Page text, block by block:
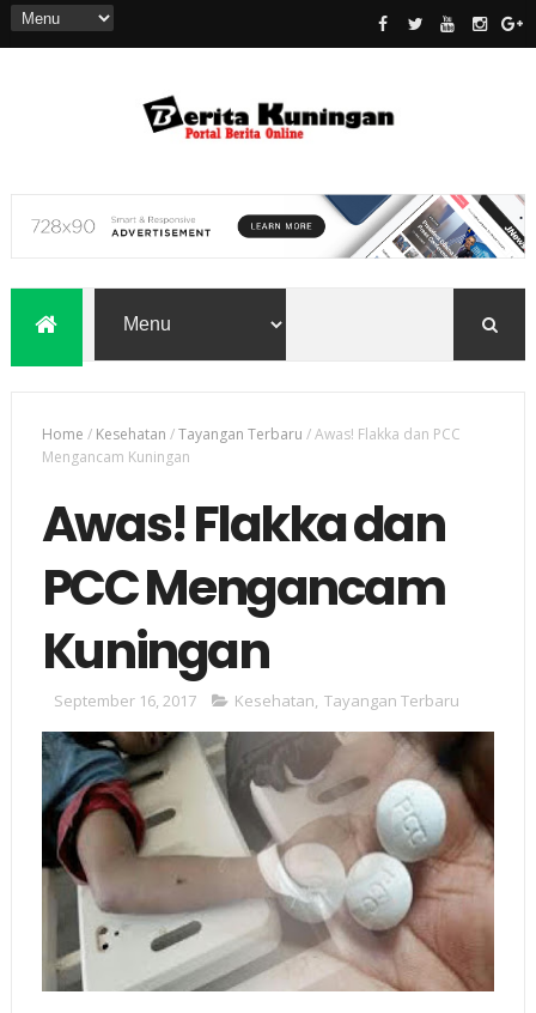
Home / Kesehatan /Tayangan Terbaru /Awas! Flakka dan PCC
Mengancam Kuningan
Awas! Flakka dan
PCC Mengancam
Kuningan
September 16, 2017 Kesehatan Tayangan Terbaru